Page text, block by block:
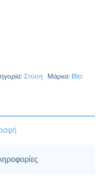
Στύση Μάρκα: Bio